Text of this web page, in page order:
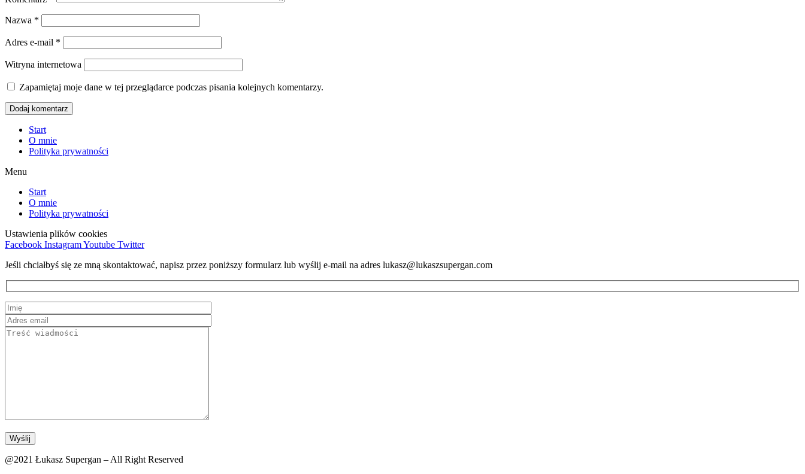
Nazwa *
Adres e-mail *
Witryna internetowa
Zapamiętaj moje dane w tej przeglądarce podczas pisania kolejnych komentarzy.
Start
O mnie
Polityka prywatności
Menu
Start
O mnie
Polityka prywatności
Ustawienia plików cookies
Facebook InstagramYoutube Twitter
Jeśli chciałbyś się ze mną skontaktować, napisz przez poniższy formularz lub wyślij e-mail na adres lukasz@lukaszsupergan.com
@2021 Łukasz Supergan – All Right Reserved